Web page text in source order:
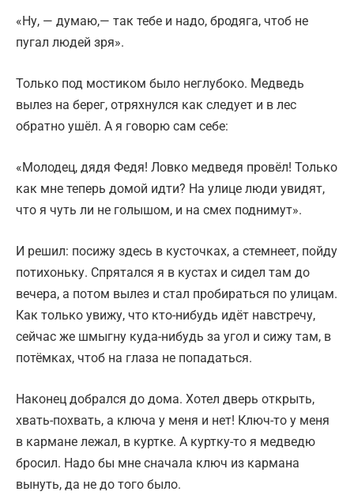
«Ну, — думаю,— так тебе и надо, бродяга, чтоб не
пугал людей зря».
Только под мостиком было неглубоко. Медведь
вылез на берег, отряхнулся как следует и в лес
обратно ушёл. А я говорю сам себе:
«Молодец, дядя Федя! Ловко медведя провёл! Только
как мне теперь домой идти? На улице люди увидят,
что я чуть ли не голышом, и на смех поднимут».
И решил: посижу здесь в кусточках, а стемнеет, пойду
потихоньку. Спрятался я в кустах и сидел там до
вечера, а потом вылез и стал пробираться по улицам.
Как только увижу, что кто-нибудь идёт навстречу,
сейчас же шмыгну куда-нибудь за угол и сижу там, в
потёмках, чтоб на глаза не попадаться.
Наконец добрался до дома. Хотел дверь открыть,
хвать-похвать, а ключа у меня и нет! Ключ-то у меня
в кармане лежал, в куртке. А куртку-то я медведю
бросил. Надо бы мне сначала ключ из кармана
вынуть, да не до того было.